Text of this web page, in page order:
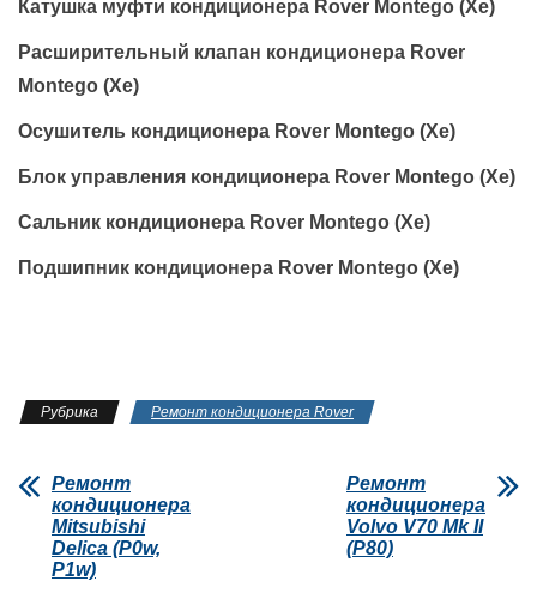
Катушка муфти кондиционера Rover Montego (Xe)
Расширительный клапан кондиционера Rover
Montego (Xe)
Осушитель кондиционера Rover Montego (Xe)
Блок управления кондиционера Rover Montego (Xe)
Сальник кондиционера Rover Montego (Xe)
Подшипник кондиционера Rover Montego (Xe)
Рубрика Ремонт кондиционера Rover
Ремонт
кондиционера
Mitsubishi
Delica (P0w,
P1w)
Ремонт
кондиционера
Volvo V70 Mk II
(P80)